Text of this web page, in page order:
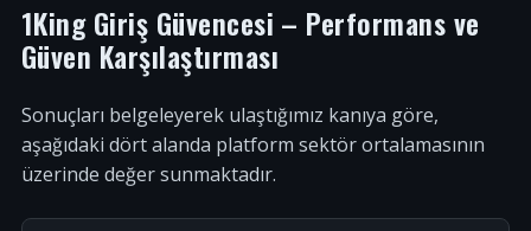
1King Giriş Güvencesi – Performans ve
Güven Karşılaştırması
Sonuçları belgeleyerek ulaştığımız kanıya göre,
aşağıdaki dört alanda platform sektör ortalamasının
üzerinde değer sunmaktadır.